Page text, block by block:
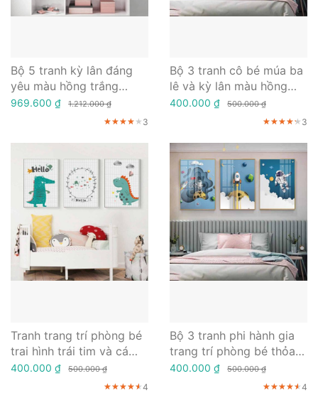
Bộ 5 tranh kỳ lân đáng
yêu màu hồng trắng
trang trí phòng bé gái
969.600 ₫ 1.212.000 ₫
★★★★★
★★★★★
★★★★★ 3
Bộ 3 tranh cô bé múa ba
lê và kỳ lân màu hồng
trắng đáng yêu
400.000 ₫ 500.000 ₫
★★★★★
★★★★★
★★★★★ 3
Tranh trang trí phòng bé
trai hình trái tim và cá
sấu ngộ nghĩnh
400.000 ₫ 500.000 ₫
★★★★★
★★★★★
★★★★★4
Bộ 3 tranh phi hành gia
trang trí phòng bé thỏa
sức sáng tạo
400.000 ₫ 500.000 ₫
★★★★★
★★★★★
★★★★★4